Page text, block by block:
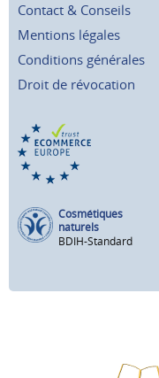
Contact & Conseils
Mentions légales
Conditions générales
Droit de révocation
Cosmétiques
naturels
BDIH-Standard